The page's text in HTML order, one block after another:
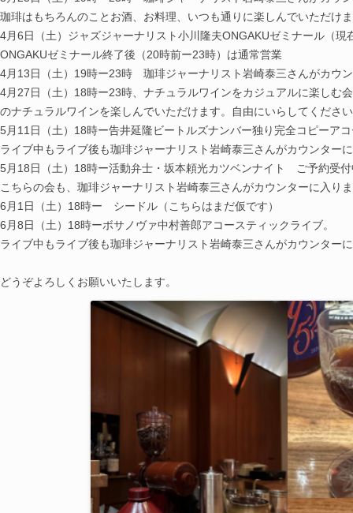
珈琲はもちろんのことお酒、お料理、いつも通りに楽しんでいただけ
4月6日（土）ジャズジャーナリスト小川隆夫ONGAKUゼミナール（現
ONGAKUゼミナール終了後（20時前ー23時）は通常営業
4月13日（土）19時ー23時 珈琲ジャーナリスト岩崎泰三さんがカウ
4月27日（土）18時ー23時、ナチュラルワインをカジュアルに楽しむ
のナチュラルワインを楽しんでいただけます。自由にいらしてくださ
5月11日（土）18時ー告井延隆ビートルズナンバー独り完全コピーア
ライブ中もライブ後も珈琲ジャーナリスト岩崎泰三さんがカウンター
5月18日（土）18時ー活動弁士・坂本頼光カツベンナイト ご予約受
こちらの会も、珈琲ジャーナリスト岩崎泰三さんがカウンターに入り
6月1日（土）18時ー シードル（こちらはまだ仮です）
6月8日（土）18時ーボサノヴァ中村善郎アコースティックライブ。
ライブ中もライブ後も珈琲ジャーナリスト岩崎泰三さんがカウンター
どうぞよろしくお願いいたします。